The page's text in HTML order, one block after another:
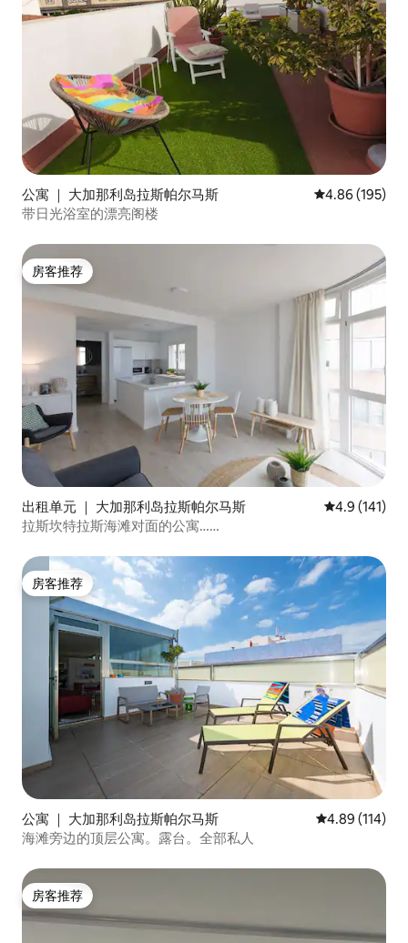
公寓 ｜ 大加那利岛拉斯帕尔马斯 平均评分 4.86
4.86 (195)
带日光浴室的漂亮阁楼
房客推荐
房客推荐
出租单元 ｜ 大加那利岛拉斯帕尔马斯 平均评分 4.9
4.9 (141)
拉斯坎特拉斯海滩对面的公寓……
房客推荐
房客推荐
公寓 ｜ 大加那利岛拉斯帕尔马斯 平均评分 4.89
4.89 (114)
海滩旁边的顶层公寓。露台。全部私人
房客推荐
房客推荐